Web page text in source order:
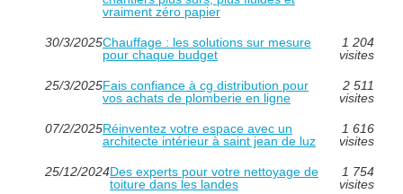
vraiment zéro papier
30/3/2025Chauffage : les solutions sur mesure
pour chaque budget
1 204
visites
25/3/2025Fais confiance à cg distribution pour
vos achats de plomberie en ligne
2 511
visites
07/2/2025Réinventez votre espace avec un
architecte intérieur à saint jean de luz
1 616
visites
25/12/2024Des experts pour votre nettoyage de
toiture dans les landes
1 754
visites